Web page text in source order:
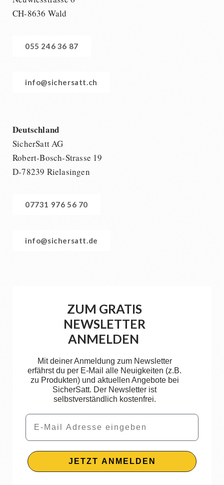
CH-8636 Wald
055 246 36 87
info@sichersatt.ch
Deutschland
SicherSatt AG
Robert-Bosch-Strasse 19
D-78239 Rielasingen
07731 976 56 70
info@sichersatt.de
ZUM GRATIS
NEWSLETTER
ANMELDEN
Mit deiner Anmeldung zum Newsletter
erfährst du per E-Mail alle Neuigkeiten (z.B.
zu Produkten) und aktuellen Angebote bei
SicherSatt. Der Newsletter ist
selbstverständlich kostenfrei.
Email
JETZT ANMELDEN